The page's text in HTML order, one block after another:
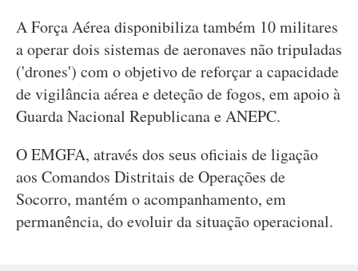
A Força Aérea disponibiliza também 10 militares
a operar dois sistemas de aeronaves não tripuladas
('drones') com o objetivo de reforçar a capacidade
de vigilância aérea e deteção de fogos, em apoio à
Guarda Nacional Republicana e ANEPC.
O EMGFA, através dos seus oficiais de ligação
aos Comandos Distritais de Operações de
Socorro, mantém o acompanhamento, em
permanência, do evoluir da situação operacional.